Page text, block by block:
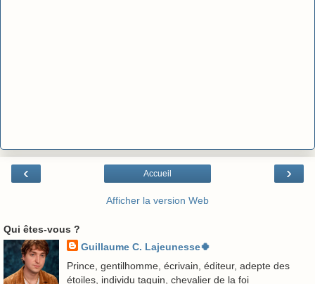
‹ ›
Accueil
Afficher la version Web
Qui êtes-vous ?
Guillaume C. Lajeunesse🍀
Prince, gentilhomme, écrivain, éditeur, adepte des
étoiles, individu taquin, chevalier de la foi